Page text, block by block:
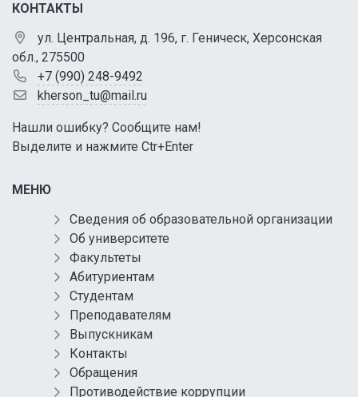
КОНТАКТЫ
ул. Центральная, д. 196, г. Геническ, Херсонская
обл., 275500
+7 (990) 248-9492
kherson_tu@mail.ru
Нашли ошибку? Сообщите нам!
Выделите и нажмите Ctr+Enter
МЕНЮ
Сведения об образовательной организации
Об университете
Факультеты
Абитуриентам
Студентам
Преподавателям
Выпускникам
Контакты
Обращения
Противодействие коррупции